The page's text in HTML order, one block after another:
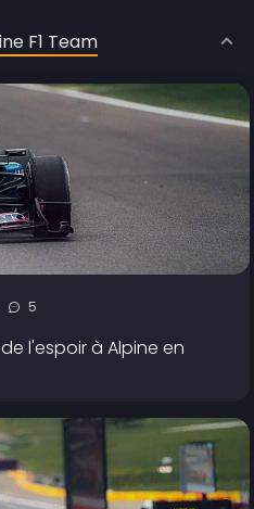
F1 Team
5
l'espoir à Alpine en